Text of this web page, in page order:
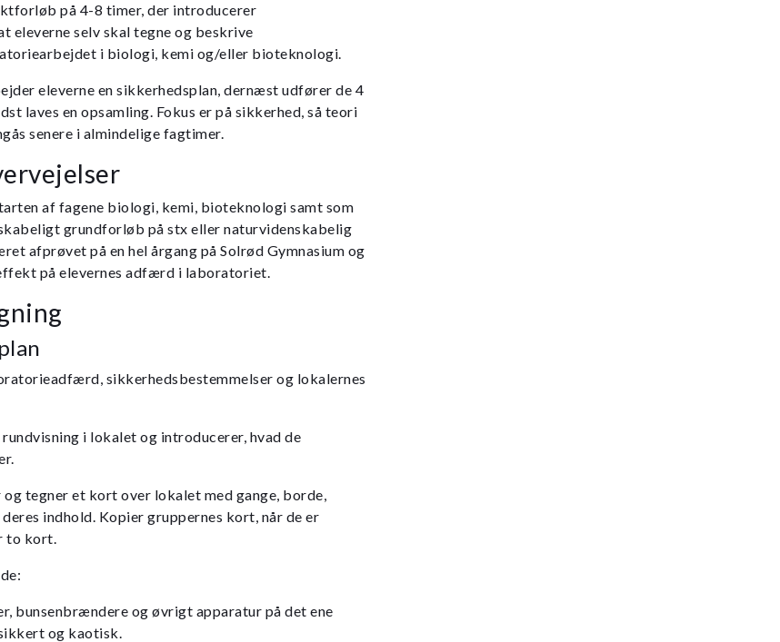
på 4-8 timer, der introducerer
eleverne selv skal tegne og beskrive
i biologi, kemi og/eller bioteknologi.
eleverne en sikkerhedsplan, dernæst udfører de 4
laves en opsamling. Fokus er på sikkerhed, så teori
senere i almindelige fagtimer.
af fagene biologi, kemi, bioteknologi samt som
grundforløb på stx eller naturvidenskabelig
afprøvet på en hel årgang på Solrød Gymnasium og
på elevernes adfærd i laboratoriet.
sikkerhedsbestemmelser og lokalernes
i lokalet og introducerer, hvad de
og tegner et kort over lokalet med gange, borde,
indhold. Kopier gruppernes kort, når de er
to kort.
bunsenbrændere og øvrigt apparatur på det ene
og kaotisk.